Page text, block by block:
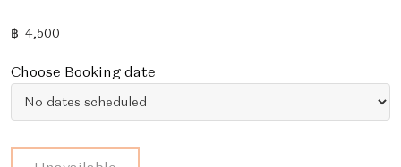
฿ 4,500
Choose Booking date